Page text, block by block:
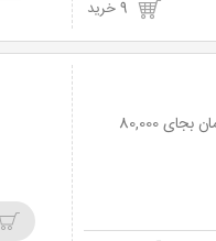
باشگاه مکس پاور با دوره ی ایروبیک (ویژه بانوان) با 77% تخفیف و پرداخت تنها 18,400 تومان بجای 80,000